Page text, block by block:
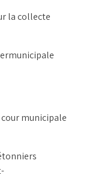
la collecte
cour municipale